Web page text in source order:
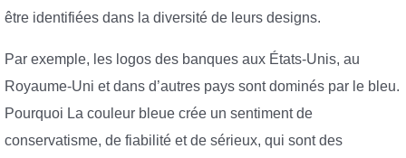
être identifiées dans la diversité de leurs designs.
Par exemple, les logos des banques aux États-Unis, au
Royaume-Uni et dans d’autres pays sont dominés par le bleu.
Pourquoi La couleur bleue crée un sentiment de
conservatisme, de fiabilité et de sérieux, qui sont des